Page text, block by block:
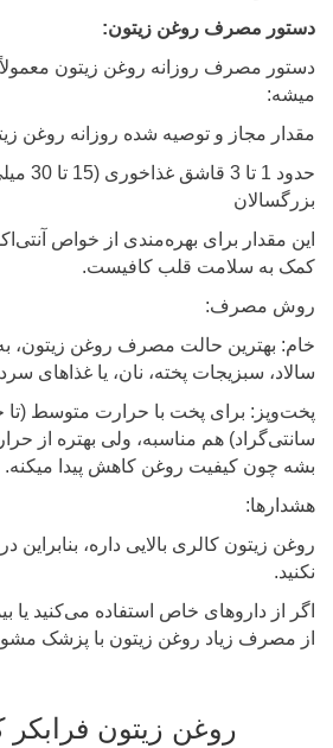
دستور مصرف روغن زیتون:
دستور مصرف روزانه روغن زیتون معمولاً
میشه:
مقدار مجاز و توصیه شده روزانه روغن
حدود 1 تا 3
بزرگسالان
این مقدار برای بهره‌مندی از خواص
کمک به سلامت قلب کافیست.
روش مصرف:
خام: بهترین حالت مصرف روغن زیتون،
سالاد، سبزیجات پخته، نان، یا غذاهای سرده.
سانتی‌گراد) هم مناسبه، ولی بهتره از
بشه چون کیفیت روغن کاهش پیدا میکنه.
هشدارها:
روغن زیتون کالری بالایی داره، بنابراین
نکنید.
اگر از داروهای خاص استفاده می‌کنید یا
از مصرف زیاد روغن زیتون با پزشک
روغن زیتون فرابکر